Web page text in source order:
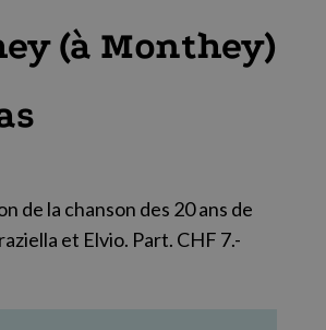
(à Monthey)
de la chanson des 20 ans de
et Elvio. Part. CHF 7.-